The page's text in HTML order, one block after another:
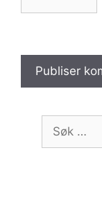
Søk
etter: